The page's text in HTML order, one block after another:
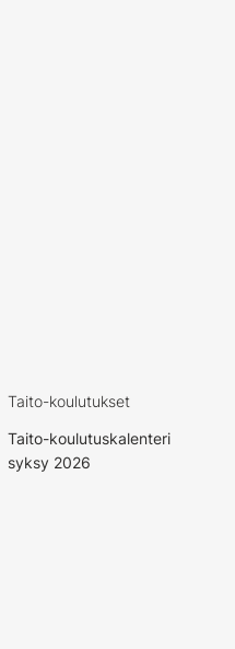
Taito-koulutukset
Taito-koulutuskalenteri
syksy 2026